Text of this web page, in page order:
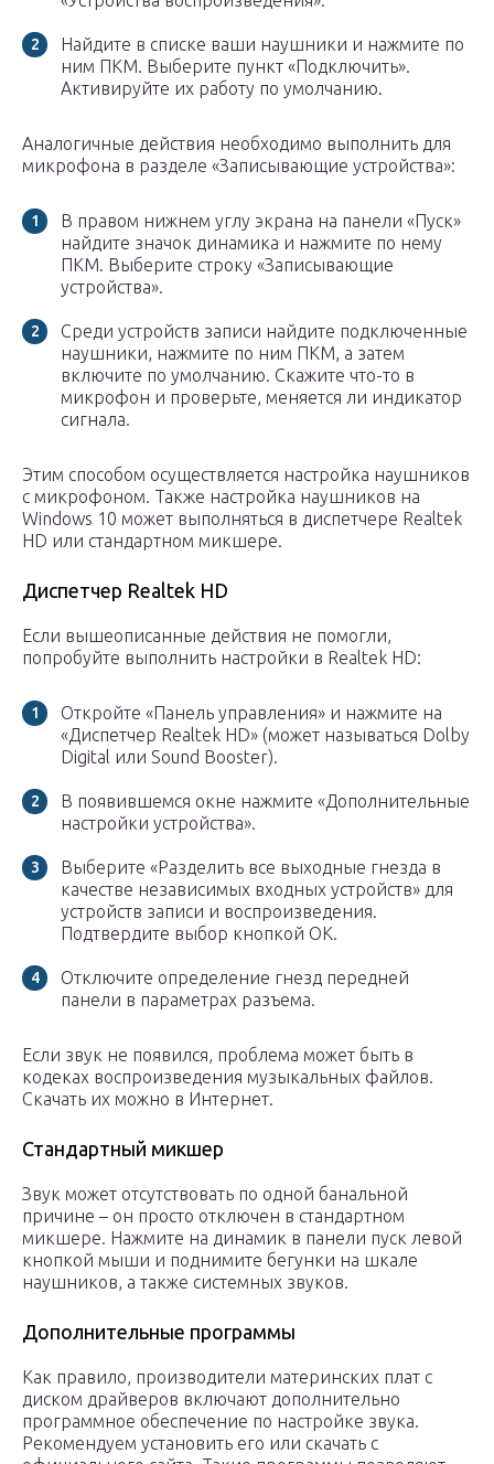
Найдите в списке ваши наушники и нажмите по
ним ПКМ. Выберите пункт «Подключить».
Активируйте их работу по умолчанию.
Аналогичные действия необходимо выполнить для
микрофона в разделе «Записывающие устройства»:
В правом нижнем углу экрана на панели «Пуск»
найдите значок динамика и нажмите по нему
ПКМ. Выберите строку «Записывающие
устройства».
Среди устройств записи найдите подключенные
наушники, нажмите по ним ПКМ, а затем
включите по умолчанию. Скажите что-то в
микрофон и проверьте, меняется ли индикатор
сигнала.
Этим способом осуществляется настройка наушников
с микрофоном. Также настройка наушников на
Windows 10 может выполняться в диспетчере Realtek
HD или стандартном микшере.
Диспетчер Realtek HD
Если вышеописанные действия не помогли,
попробуйте выполнить настройки в Realtek HD:
Откройте «Панель управления» и нажмите на
«Диспетчер Realtek HD» (может называться Dolby
Digital или Sound Booster).
В появившемся окне нажмите «Дополнительные
настройки устройства».
Выберите «Разделить все выходные гнезда в
качестве независимых входных устройств» для
устройств записи и воспроизведения.
Подтвердите выбор кнопкой ОК.
Отключите определение гнезд передней
панели в параметрах разъема.
Если звук не появился, проблема может быть в
кодеках воспроизведения музыкальных файлов.
Скачать их можно в Интернет.
Стандартный микшер
Звук может отсутствовать по одной банальной
причине – он просто отключен в стандартном
микшере. Нажмите на динамик в панели пуск левой
кнопкой мыши и поднимите бегунки на шкале
наушников, а также системных звуков.
Дополнительные программы
Как правило, производители материнских плат с
диском драйверов включают дополнительно
программное обеспечение по настройке звука.
Рекомендуем установить его или скачать с